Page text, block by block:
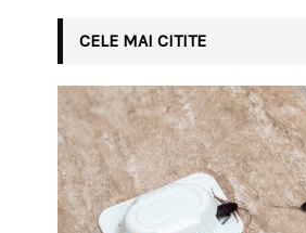
CELE MAI CITITE